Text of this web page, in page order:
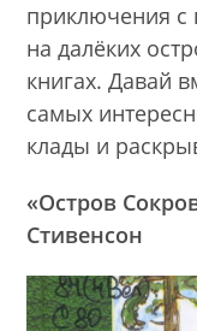
приключения с
на далёких
книгах. Давай
самых
клады и
«Остров
Стивенсон